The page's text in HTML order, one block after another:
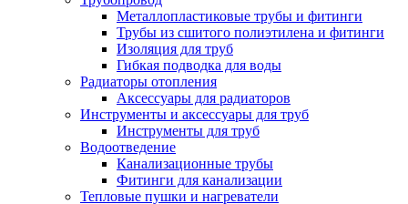
Металлопластиковые трубы и фитинги
Трубы из сшитого полиэтилена и фитинги
Изоляция для труб
Гибкая подводка для воды
Радиаторы отопления
Аксессуары для радиаторов
Инструменты и аксессуары для труб
Инструменты для труб
Водоотведение
Канализационные трубы
Фитинги для канализации
Тепловые пушки и нагреватели